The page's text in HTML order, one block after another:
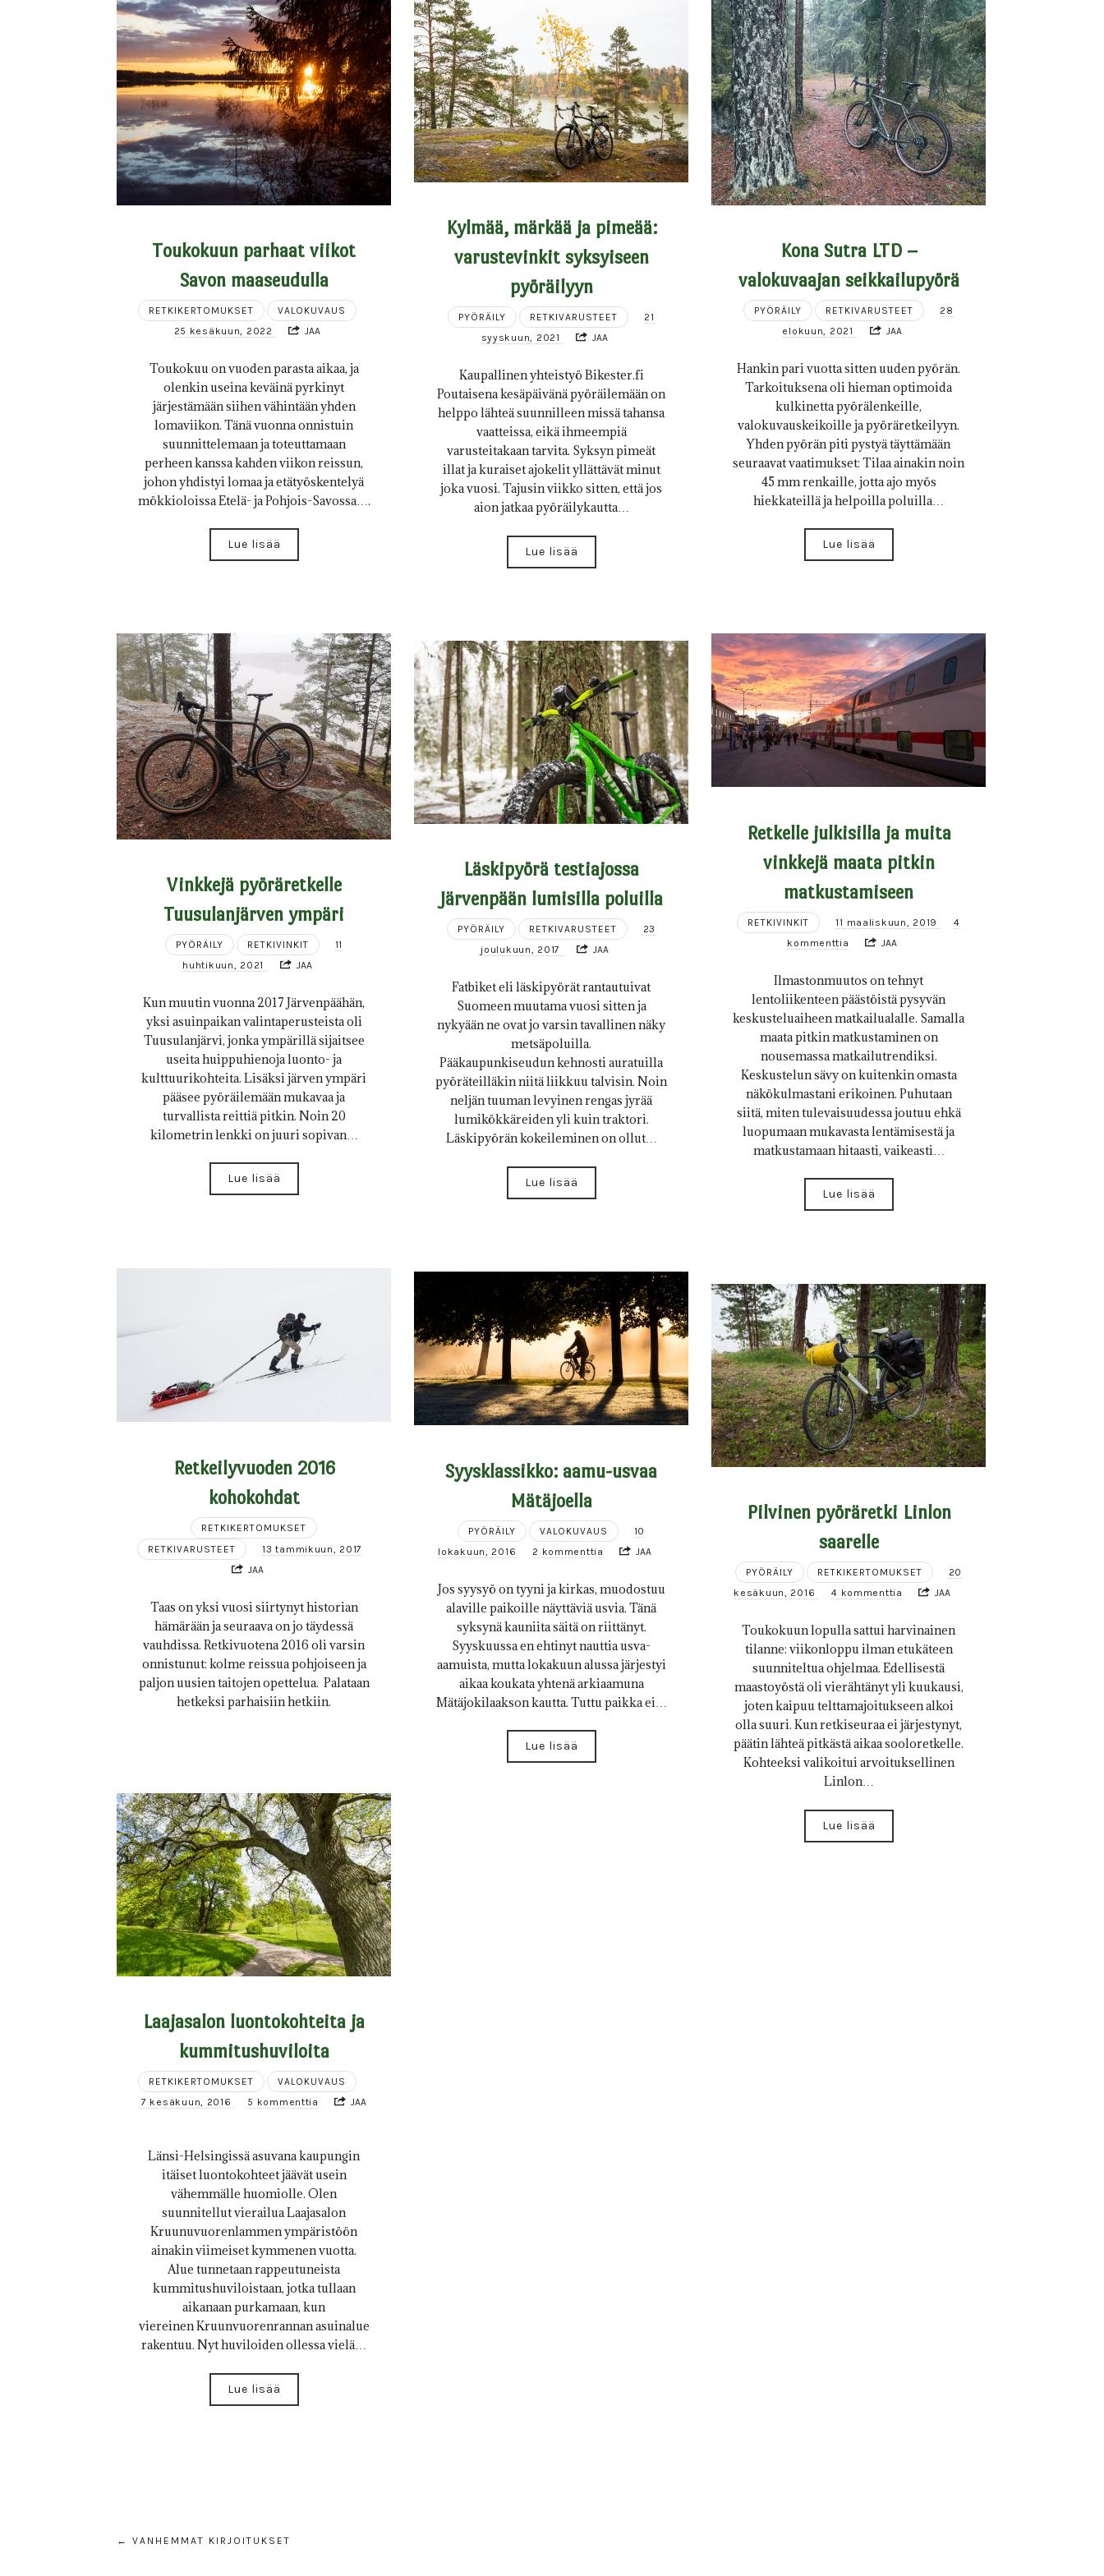
Toukokuun parhaat viikot
Savon maaseudulla
RETKIKERTOMUKSET
VALOKUVAUS
25 kesäkuun, 2022
JAA
Toukokuu on vuoden parasta aikaa, ja
olenkin useina keväinä pyrkinyt
järjestämään siihen vähintään yhden
lomaviikon. Tänä vuonna onnistuin
suunnittelemaan ja toteuttamaan
perheen kanssa kahden viikon reissun,
johon yhdistyi lomaa ja etätyöskentelyä
mökkioloissa Etelä- ja Pohjois-Savossa….
Lue lisää
Kylmää, märkää ja pimeää:
varustevinkit syksyiseen
pyöräilyyn
PYÖRÄILY RETKIVARUSTEET
21
syyskuun, 2021
JAA
Kaupallinen yhteistyö Bikester.fi
Poutaisena kesäpäivänä pyöräilemään on
helppo lähteä suunnilleen missä tahansa
vaatteissa, eikä ihmeempiä
varusteitakaan tarvita. Syksyn pimeät
illat ja kuraiset ajokelit yllättävät minut
joka vuosi. Tajusin viikko sitten, että jos
aion jatkaa pyöräilykautta…
Lue lisää
Kona Sutra LTD –
valokuvaajan seikkailupyörä
PYÖRÄILY RETKIVARUSTEET
28
elokuun, 2021
JAA
Hankin pari vuotta sitten uuden pyörän.
Tarkoituksena oli hieman optimoida
kulkinetta pyörälenkeille,
valokuvauskeikoille ja pyöräretkeilyyn.
Yhden pyörän piti pystyä täyttämään
seuraavat vaatimukset: Tilaa ainakin noin
45 mm renkaille, jotta ajo myös
hiekkateillä ja helpoilla poluilla…
Lue lisää
Vinkkejä pyöräretkelle
Tuusulanjärven ympäri
PYÖRÄILY RETKIVINKIT
11
huhtikuun, 2021
JAA
Kun muutin vuonna 2017 Järvenpäähän,
yksi asuinpaikan valintaperusteista oli
Tuusulanjärvi, jonka ympärillä sijaitsee
useita huippuhienoja luonto- ja
kulttuurikohteita. Lisäksi järven ympäri
pääsee pyöräilemään mukavaa ja
turvallista reittiä pitkin. Noin 20
kilometrin lenkki on juuri sopivan…
Lue lisää
Retkelle julkisilla ja muita
vinkkejä maata pitkin
matkustamiseen
RETKIVINKIT 11 maaliskuun, 2019
4
kommenttia
JAA
Ilmastonmuutos on tehnyt
lentoliikenteen päästöistä pysyvän
keskusteluaiheen matkailualalle. Samalla
maata pitkin matkustaminen on
nousemassa matkailutrendiksi.
Keskustelun sävy on kuitenkin omasta
näkökulmastani erikoinen. Puhutaan
siitä, miten tulevaisuudessa joutuu ehkä
luopumaan mukavasta lentämisestä ja
matkustamaan hitaasti, vaikeasti…
Lue lisää
Läskipyörä testiajossa
Järvenpään lumisilla poluilla
PYÖRÄILY RETKIVARUSTEET
23
joulukuun, 2017
JAA
Fatbiket eli läskipyörät rantautuivat
Suomeen muutama vuosi sitten ja
nykyään ne ovat jo varsin tavallinen näky
metsäpoluilla.
Pääkaupunkiseudun kehnosti auratuilla
pyöräteilläkin niitä liikkuu talvisin. Noin
neljän tuuman levyinen rengas jyrää
lumikökkäreiden yli kuin traktori.
Läskipyörän kokeileminen on ollut…
Lue lisää
Retkeilyvuoden 2016
kohokohdat
RETKIKERTOMUKSET
RETKIVARUSTEET
13 tammikuun, 2017
JAA
Taas on yksi vuosi siirtynyt historian
hämärään ja seuraava on jo täydessä
vauhdissa. Retkivuotena 2016 oli varsin
onnistunut: kolme reissua pohjoiseen ja
paljon uusien taitojen opettelua. Palataan
hetkeksi parhaisiin hetkiin.
Syysklassikko: aamu-usvaa
Mätäjoella
PYÖRÄILY VALOKUVAUS
10
lokakuun, 2016
2 kommenttia JAA
Jos syysyö on tyyni ja kirkas, muodostuu
alaville paikoille näyttäviä usvia. Tänä
syksynä kauniita säitä on riittänyt.
Syyskuussa en ehtinyt nauttia usva-
aamuista, mutta lokakuun alussa järjestyi
aikaa koukata yhtenä arkiaamuna
Mätäjokilaakson kautta. Tuttu paikka ei…
Lue lisää
Pilvinen pyöräretki Linlon
saarelle
PYÖRÄILY RETKIKERTOMUKSET
20
kesäkuun, 2016
4 kommenttia JAA
Toukokuun lopulla sattui harvinainen
tilanne: viikonloppu ilman etukäteen
suunniteltua ohjelmaa. Edellisestä
maastoyöstä oli vierähtänyt yli kuukausi,
joten kaipuu telttamajoitukseen alkoi
olla suuri. Kun retkiseuraa ei järjestynyt,
päätin lähteä pitkästä aikaa sooloretkelle.
Kohteeksi valikoitui arvoituksellinen
Linlon…
Lue lisää
Laajasalon luontokohteita ja
kummitushuviloita
RETKIKERTOMUKSET
VALOKUVAUS
7 kesäkuun, 2016
5 kommenttia JAA
Länsi-Helsingissä asuvana kaupungin
itäiset luontokohteet jäävät usein
vähemmälle huomiolle. Olen
suunnitellut vierailua Laajasalon
Kruunuvuorenlammen ympäristöön
ainakin viimeiset kymmenen vuotta.
Alue tunnetaan rappeutuneista
kummitushuviloistaan, jotka tullaan
aikanaan purkamaan, kun
viereinen Kruunvuorenrannan asuinalue
rakentuu. Nyt huviloiden ollessa vielä…
Lue lisää
← VANHEMMAT KIRJOITUKSET